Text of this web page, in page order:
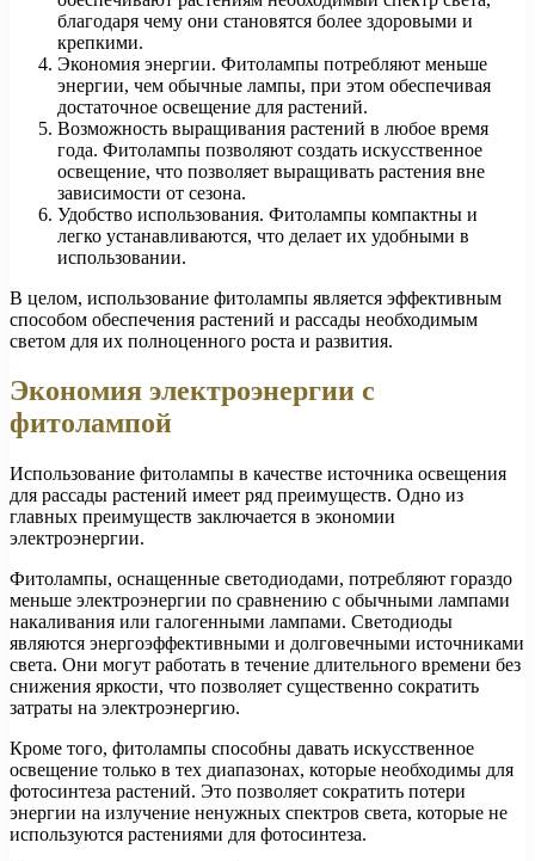
благодаря чему они становятся более здоровыми и
крепкими.
Экономия энергии. Фитолампы потребляют меньше
энергии, чем обычные лампы, при этом обеспечивая
достаточное освещение для растений.
Возможность выращивания растений в любое время
года. Фитолампы позволяют создать искусственное
освещение, что позволяет выращивать растения вне
зависимости от сезона.
Удобство использования. Фитолампы компактны и
легко устанавливаются, что делает их удобными в
использовании.
В целом, использование фитолампы является эффективным
способом обеспечения растений и рассады необходимым
светом для их полноценного роста и развития.
Экономия электроэнергии с
фитолампой
Использование фитолампы в качестве источника освещения
для рассады растений имеет ряд преимуществ. Одно из
главных преимуществ заключается в экономии
электроэнергии.
Фитолампы, оснащенные светодиодами, потребляют гораздо
меньше электроэнергии по сравнению с обычными лампами
накаливания или галогенными лампами. Светодиоды
являются энергоэффективными и долговечными источниками
света. Они могут работать в течение длительного времени без
снижения яркости, что позволяет существенно сократить
затраты на электроэнергию.
Кроме того, фитолампы способны давать искусственное
освещение только в тех диапазонах, которые необходимы для
фотосинтеза растений. Это позволяет сократить потери
энергии на излучение ненужных спектров света, которые не
используются растениями для фотосинтеза.